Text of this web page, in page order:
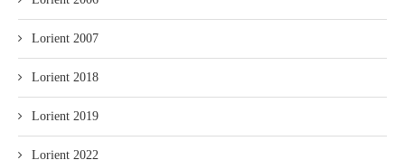
Lorient 2007
Lorient 2018
Lorient 2019
Lorient 2022